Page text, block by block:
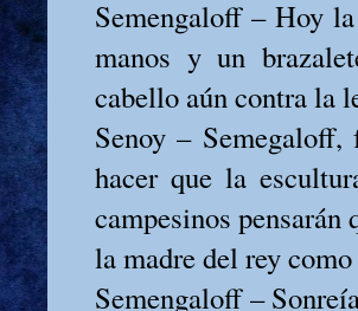
Semengaloff – Hoy
manos y un
cabello aún contra la
Senoy –
hacer que la
campesinos pensarán
la madre del rey
Semengaloff –